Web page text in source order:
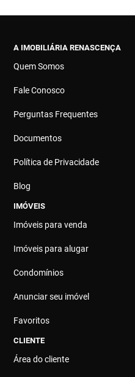
A IMOBILIÁRIA RENASCENÇA
Quem Somos
Fale Conosco
Perguntas Frequentes
Documentos
Política de Privacidade
Blog
IMÓVEIS
Imóveis para venda
Imóveis para alugar
Condomínios
Anunciar seu imóvel
Favoritos
CLIENTE
Área do cliente